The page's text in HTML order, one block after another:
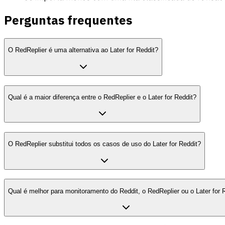
Perguntas frequentes
O RedReplier é uma alternativa ao Later for Reddit?
Qual é a maior diferença entre o RedReplier e o Later for Reddit?
O RedReplier substitui todos os casos de uso do Later for Reddit?
Qual é melhor para monitoramento do Reddit, o RedReplier ou o Later for